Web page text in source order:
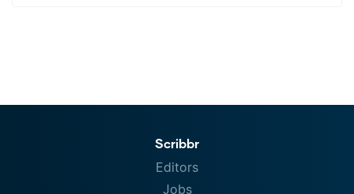
Scribbr
Editors
Jobs